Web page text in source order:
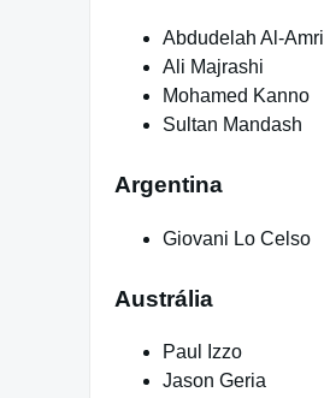
Abdudelah Al-Amri
Ali Majrashi
Mohamed Kanno
Sultan Mandash
Argentina
Giovani Lo Celso
Austrália
Paul Izzo
Jason Geria